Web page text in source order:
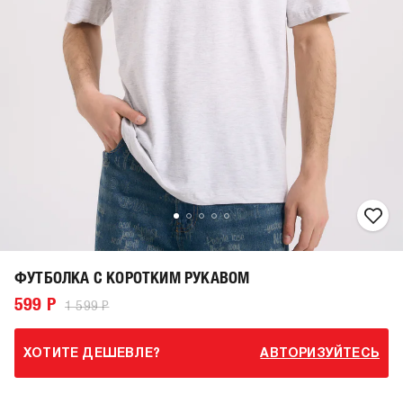
ФУТБОЛКА С КОРОТКИМ РУКАВОМ
599 Р 1 599 Р
ХОТИТЕ ДЕШЕВЛЕ? АВТОРИЗУЙТЕСЬ